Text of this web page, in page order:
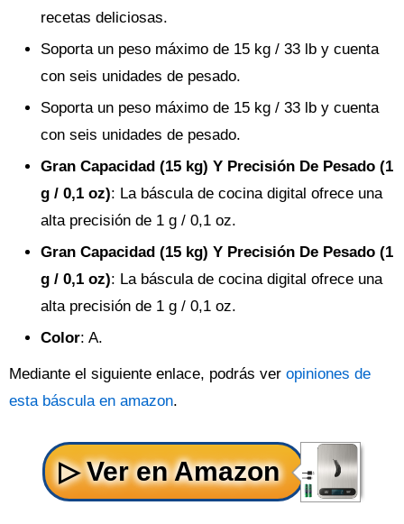
recetas deliciosas.
Soporta un peso máximo de 15 kg / 33 lb y cuenta
con seis unidades de pesado.
Soporta un peso máximo de 15 kg / 33 lb y cuenta
con seis unidades de pesado.
Gran Capacidad (15 kg) Y Precisión De Pesado (1
g / 0,1 oz): La báscula de cocina digital ofrece una
alta precisión de 1 g / 0,1 oz.
Gran Capacidad (15 kg) Y Precisión De Pesado (1
g / 0,1 oz): La báscula de cocina digital ofrece una
alta precisión de 1 g / 0,1 oz.
Color: A.
Mediante el siguiente enlace, podrás ver opiniones de
esta báscula en amazon.